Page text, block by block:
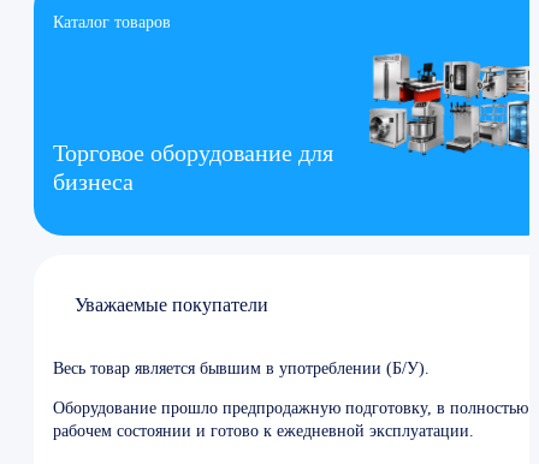
Каталог товаров
Торговое оборудование для
бизнеса
Уважаемые покупатели
Весь товар является бывшим в употреблении (Б/У).
Оборудование прошло предпродажную подготовку, в полностью
рабочем состоянии и готово к ежедневной эксплуатации.